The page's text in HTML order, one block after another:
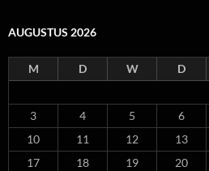
AUGUSTUS 2026
M D W D
3
4 5 6
10
11 12 13
17
18 19 20